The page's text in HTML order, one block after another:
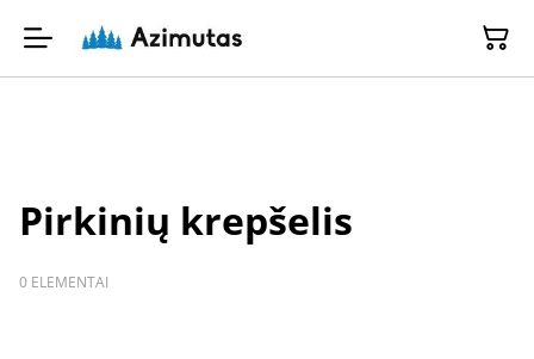
Pirkinių krepšelis
0 ELEMENTAI